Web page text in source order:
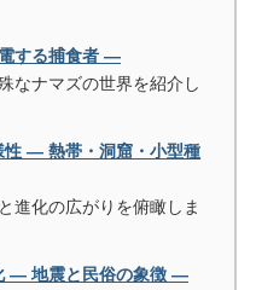
する捕食者 ―
なナマズの世界を紹介し
― 熱帯・洞窟・小型種
進化の広がりを俯瞰しま
― 地震と民俗の象徴 ―